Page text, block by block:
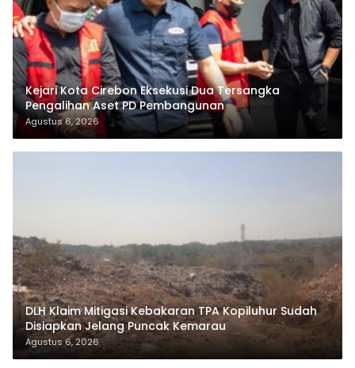
Kejari Kota Cirebon Eksekusi Dua Tersangka
Pengalihan Aset PD Pembangunan
Agustus 6, 2026
DLH Klaim Mitigasi Kebakaran TPA Kopiluhur Sudah
Disiapkan Jelang Puncak Kemarau
Agustus 6, 2026